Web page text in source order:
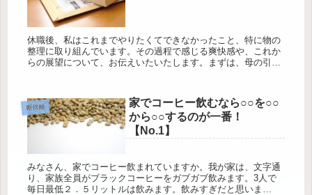
休職後、私はこれまでやりたくてできなかったこと、特に物の
整理に取り組んでいます。その過程で感じる爽快感や、これか
らの展望について、お伝えいたいたします。まずは、母の引っ
断捨離
家でコーヒー飲むなら○○を○○
から○○するのが一番！
【No.1】
みなさん、家でコーヒー飲まれていますか。我が家は、文字通
り、家族全員がブラックコーヒーをガブガブ飲みます。3人で
毎日最低２．５リットルは飲みます。飲みすぎだと思いま